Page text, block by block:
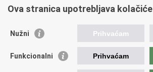
Adresar tijela javne vlasti
Popis dužnosnika u RH
Važne poveznice
Ova stranica upotrebljava kolačiće
Nužni Prihvaćam
Funkcionalni Prihvaćam